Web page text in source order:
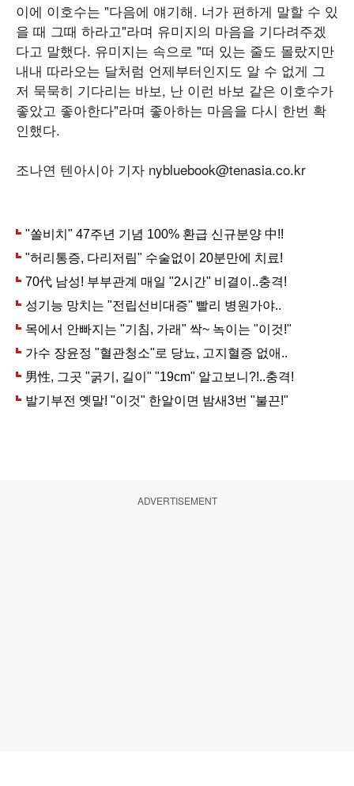
이에 이호수는 "다음에 얘기해. 너가 편하게 말할 수 있
을 때 그때 하라고"라며 유미지의 마음을 기다려주겠
다고 말했다. 유미지는 속으로 "떠 있는 줄도 몰랐지만
내내 따라오는 달처럼 언제부터인지도 알 수 없게 그
저 묵묵히 기다리는 바보, 난 이런 바보 같은 이호수가
좋았고 좋아한다"라며 좋아하는 마음을 다시 한번 확
인했다.
조나연 텐아시아 기자 nybluebook@tenasia.co.kr
ADVERTISEMENT